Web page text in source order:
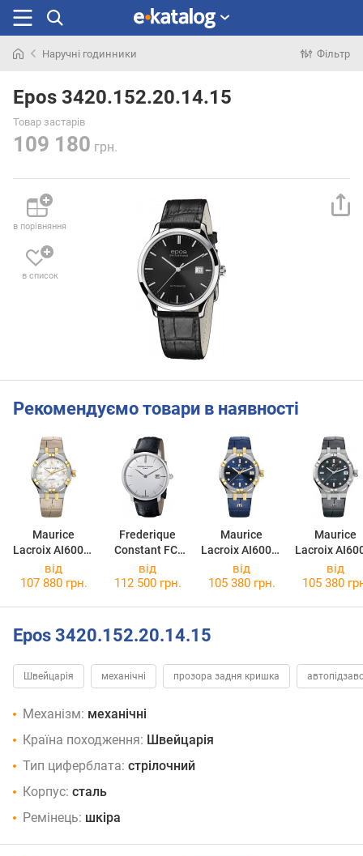
раніше
Наручні годинники Фільтр
Epos 3420.152.20.14.15
Товар застарів
109 180 грн.
в порівняння
в список
Рекомендуємо товари в наявності
Maurice
Lacroix AI6006-
PVY11-170-1
Frederique
Constant FC-
306S4S6
Maurice
Lacroix AI6006-
PVY11-450-1
Maurice
Lacroix
SS001-
від
107 880 грн.
від
112 500 грн.
від
105 380 грн.
від
105 380
Epos 3420.152.20.14.15
Швейцарія механічні прозора задня кришка
Механізм: механічні
Країна походження: Швейцарія
Тип циферблата: стрілочний
Корпус: сталь
Ремінець: шкіра